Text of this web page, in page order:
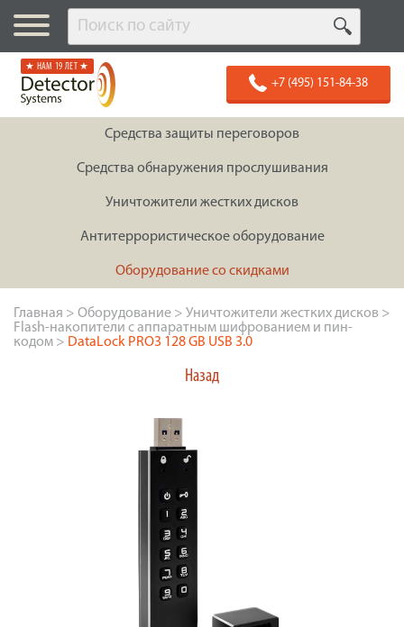
★ НАМ 19 ЛЕТ ★
+7 (495) 151-84-38
Средства защиты переговоров
Средства обнаружения прослушивания
Уничтожители жестких дисков
Антитеррористическое оборудование
Оборудование со скидками
Главная > Оборудование > Уничтожители жестких дисков >
Flash-накопители с аппаратным шифрованием и пин-
кодом > DataLock PRO3 128 GB USB 3.0
Назад